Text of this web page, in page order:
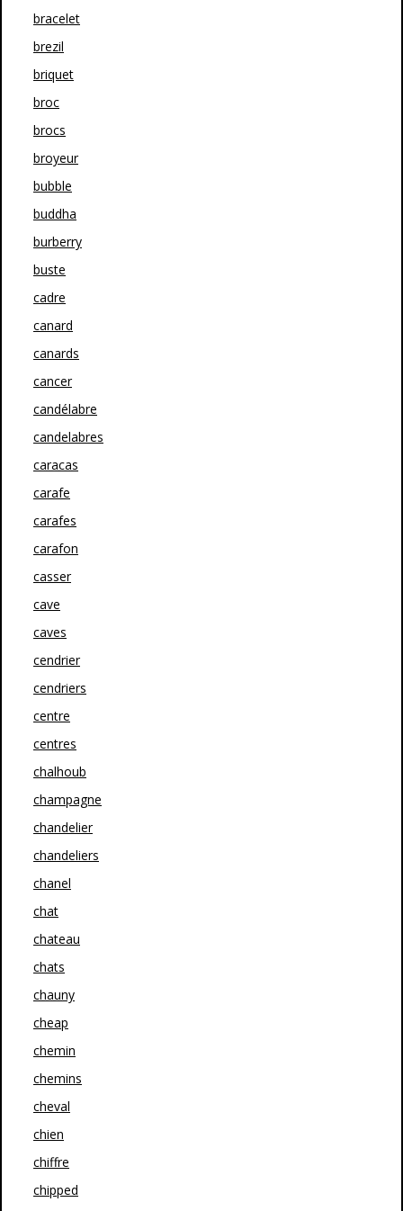
bracelet
brezil
briquet
broc
brocs
broyeur
bubble
buddha
burberry
buste
cadre
canard
canards
cancer
candélabre
candelabres
caracas
carafe
carafes
carafon
casser
cave
caves
cendrier
cendriers
centre
centres
chalhoub
champagne
chandelier
chandeliers
chanel
chat
chateau
chats
chauny
cheap
chemin
chemins
cheval
chien
chiffre
chipped